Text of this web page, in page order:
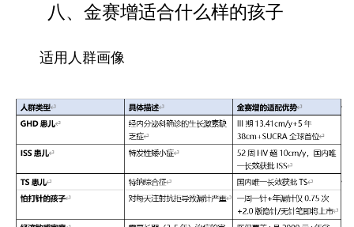
八、金赛增适合什么样的孩子
适用人群画像